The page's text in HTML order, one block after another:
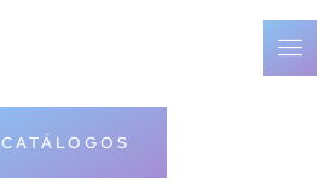
CATÁLOGOS